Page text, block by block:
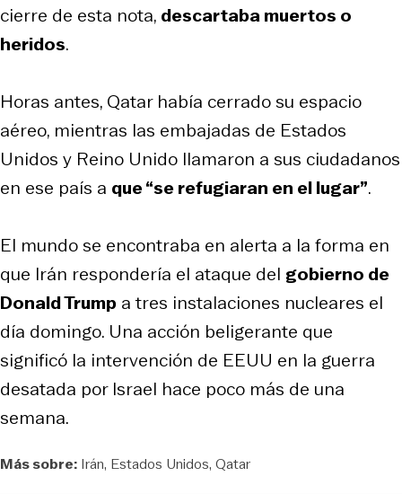
cierre de esta nota, descartaba muertos o
heridos.
Horas antes, Qatar había cerrado su espacio
aéreo, mientras las embajadas de Estados
Unidos y Reino Unido llamaron a sus ciudadanos
en ese país a que “se refugiaran en el lugar”.
El mundo se encontraba en alerta a la forma en
que Irán respondería el ataque del gobierno de
Donald Trump a tres instalaciones nucleares el
día domingo. Una acción beligerante que
significó la intervención de EEUU en la guerra
desatada por Israel hace poco más de una
semana.
Más sobre: Irán Estados Unidos Qatar